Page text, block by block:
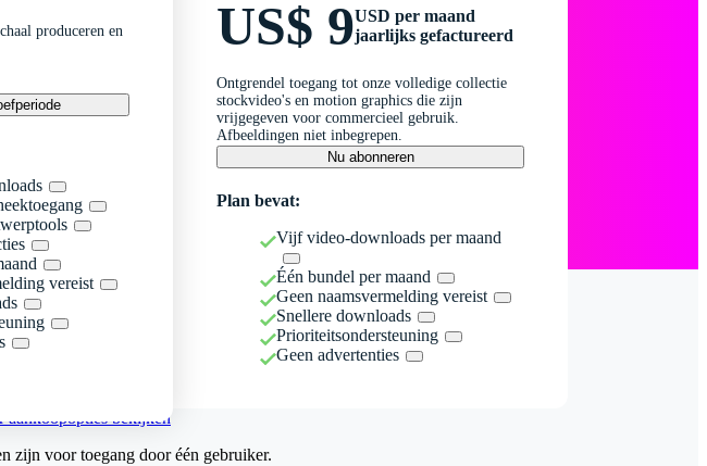
produceren en
vereist
US$ 9USD per maand
jaarlijks gefactureerd
Ontgrendel toegang tot onze volledige collectie
stockvideo's en motion graphics die zijn
vrijgegeven voor commercieel gebruik.
Afbeeldingen niet inbegrepen.
Nu abonneren
Plan bevat:
Vijf video-downloads per maand
Één bundel per maand
Geen naamsvermelding vereist
Snellere downloads
Prioriteitsondersteuning
Geen advertenties
aankoopopties bekijken
zijn voor toegang door één gebruiker.